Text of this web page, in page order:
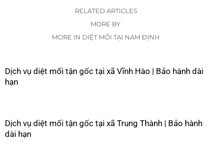
RELATED ARTICLES
MORE BY
MORE IN DIỆT MỐI TẠI NAM ĐỊNH
Dịch vụ diệt mối tận gốc tại xã Vĩnh Hào | Bảo hành dài
hạn
Dịch vụ diệt mối tận gốc tại xã Trung Thành | Bảo hành
dài hạn